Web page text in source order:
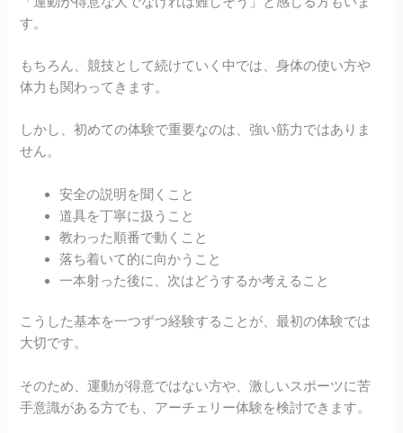
す。
もちろん、競技として続けていく中では、身体の使い方や
体力も関わってきます。
しかし、初めての体験で重要なのは、強い筋力ではありま
せん。
安全の説明を聞くこと
道具を丁寧に扱うこと
教わった順番で動くこと
落ち着いて的に向かうこと
一本射った後に、次はどうするか考えること
こうした基本を一つずつ経験することが、最初の体験では
大切です。
そのため、運動が得意ではない方や、激しいスポーツに苦
手意識がある方でも、アーチェリー体験を検討できます。